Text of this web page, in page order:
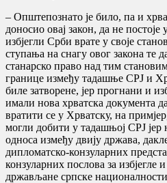
– Општепознато је било, па и
доносио овај закон, да не
избјегли Срби врате у своје
ступања на снагу овог закона те
станарско право над тим
границе између тадашње СРЈ и
биле затворене, јер прогнани и
имали нова хрватска документа
вратити се у Хрватску, на
могли добити у тадашњој СРЈ
односа између двију држава,
дипломатско-конзуларних
конзуларних послова за избјегле
држављане српске